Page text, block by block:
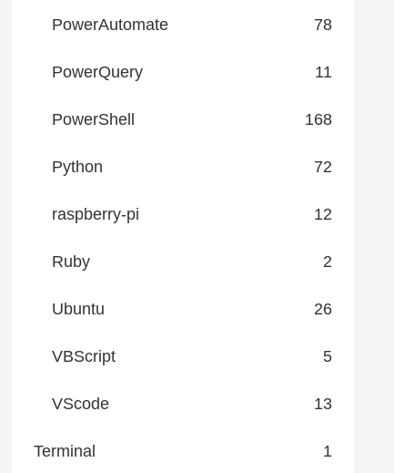
PowerAutomate 78
PowerQuery 11
PowerShell 168
Python 72
raspberry-pi 12
Ruby 2
Ubuntu 26
VBScript 5
VScode 13
Terminal 1